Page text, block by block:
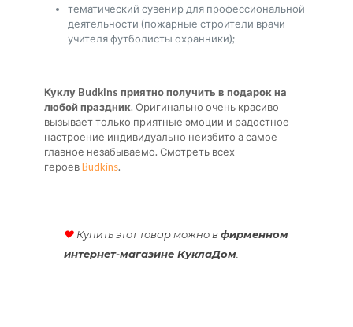
тематический сувенир для профессиональной
деятельности (пожарные строители врачи
учителя футболисты охранники);
Куклу Budkins приятно получить в подарок на
любой праздник. Оригинально очень красиво
вызывает только приятные эмоции и радостное
настроение индивидуально неизбито а самое
главное незабываемо. Смотреть всех
героевBudkins.
♥ Купить этот товар можно вфирменном
интернет-магазине КуклаДом.